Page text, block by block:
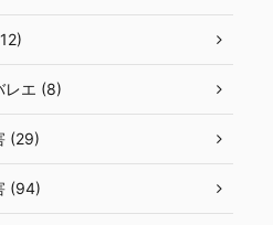
レエ (8)
(29)
(94)